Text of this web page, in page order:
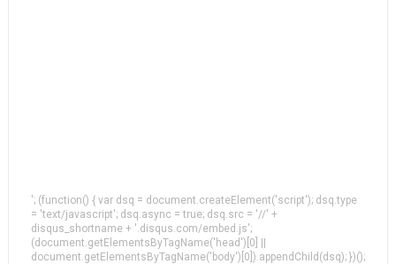
'; (function() { var dsq = document.createElement('script'); dsq.type
= 'text/javascript'; dsq.async = true; dsq.src = '//' +
disqus_shortname + '.disqus.com/embed.js';
(document.getElementsByTagName('head')[0] ||
document.getElementsByTagName('body')[0]).appendChild(dsq); })();